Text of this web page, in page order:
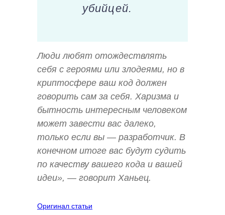
убийцей.
Люди любят отождествлять
себя с героями или злодеями, но в
криптосфере ваш код должен
говорить сам за себя. Харизма и
бытность интересным человеком
может завести вас далеко,
только если вы — разработчик. В
конечном итоге вас будут судить
по качеству вашего кода и вашей
идеи», — говорит Ханьец.
Оригинал статьи